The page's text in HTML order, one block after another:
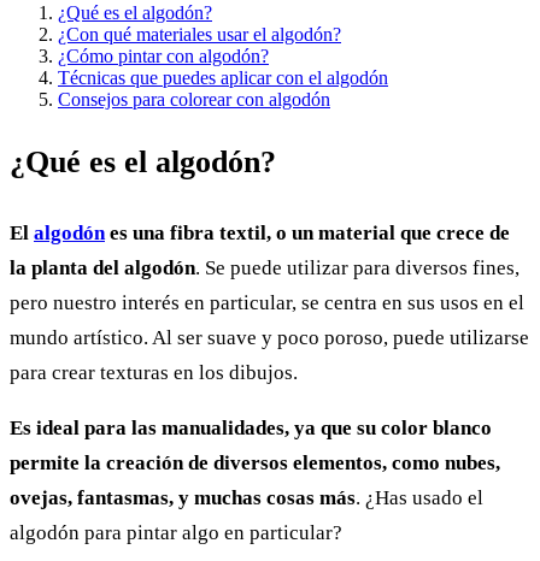
¿Qué es el algodón?
¿Con qué materiales usar el algodón?
¿Cómo pintar con algodón?
Técnicas que puedes aplicar con el algodón
Consejos para colorear con algodón
¿Qué es el algodón?
El algodón es una fibra textil, o un material que crece de
la planta del algodón. Se puede utilizar para diversos fines,
pero nuestro interés en particular, se centra en sus usos en el
mundo artístico. Al ser suave y poco poroso, puede utilizarse
para crear texturas en los dibujos.
Es ideal para las manualidades, ya que su color blanco
permite la creación de diversos elementos, como nubes,
ovejas, fantasmas, y muchas cosas más. ¿Has usado el
algodón para pintar algo en particular?